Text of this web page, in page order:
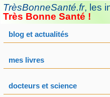
Aller
au
TrèsBonneSanté.fr, les
Très Bonne Santé !
blog et actualités
mes livres
docteurs et science